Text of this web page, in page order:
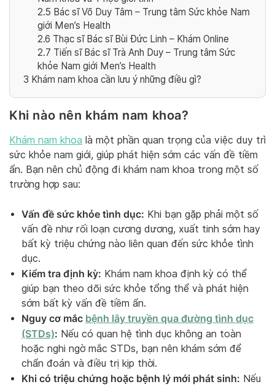
2.5 Bác sĩ Võ Duy Tâm – Trung tâm Sức khỏe Nam
giới Men’s Health
2.6 Thạc sĩ Bác sĩ Bùi Đức Linh – Khám Online
2.7 Tiến sĩ Bác sĩ Trà Anh Duy – Trung tâm Sức
khỏe Nam giới Men’s Health
3 Khám nam khoa cần lưu ý những điều gì?
Khi nào nên khám nam khoa?
Khám nam khoa là một phần quan trọng của việc duy trì
sức khỏe nam giới, giúp phát hiện sớm các vấn đề tiềm
ẩn. Bạn nên chủ động đi khám nam khoa trong một số
trường hợp sau:
Vấn đề sức khỏe tình dục: Khi bạn gặp phải một số
vấn đề như rối loạn cương dương, xuất tinh sớm hay
bất kỳ triệu chứng nào liên quan đến sức khỏe tình
dục.
Kiểm tra định kỳ: Khám nam khoa định kỳ có thể
giúp bạn theo dõi sức khỏe tổng thể và phát hiện
sớm bất kỳ vấn đề tiềm ẩn.
Nguy cơ mắc bệnh lây truyền qua đường tình dục
(STDs): Nếu có quan hệ tình dục không an toàn
hoặc nghi ngờ mắc STDs, bạn nên khám sớm để
chẩn đoán và điều trị kịp thời.
Khi có triệu chứng hoặc bệnh lý mới phát sinh: Nếu